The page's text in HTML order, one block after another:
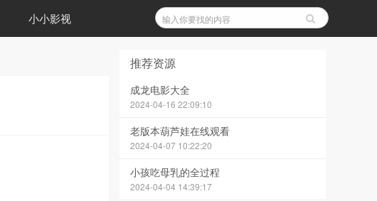
小小影视
推荐资源
成龙电影大全
2024-04-16 22:09:10
老版本葫芦娃在线观看
2024-04-07 10:22:20
小孩吃母乳的全过程
2024-04-04 14:39:17